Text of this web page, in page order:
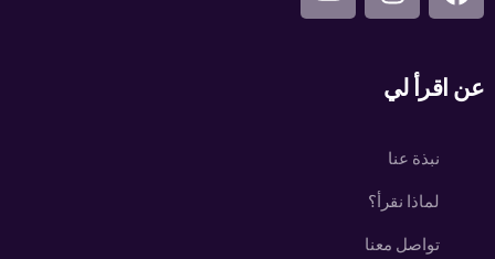
عن اقرأ لي
نبذة عنا
لماذا نقرأ؟
تواصل معنا